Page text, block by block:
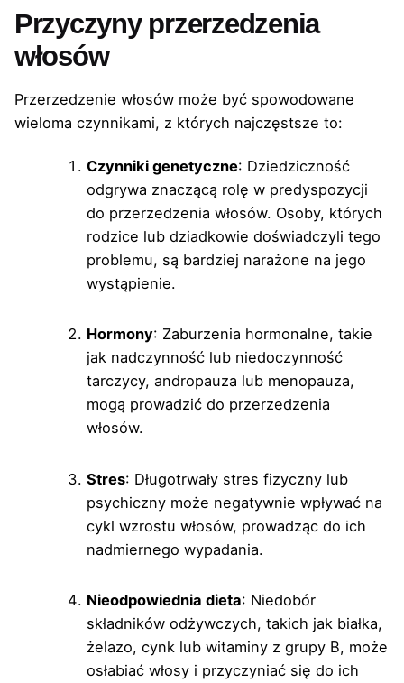
Przyczyny przerzedzenia
włosów
Przerzedzenie włosów może być spowodowane
wieloma czynnikami, z których najczęstsze to:
Czynniki genetyczne: Dziedziczność
odgrywa znaczącą rolę w predyspozycji
do przerzedzenia włosów. Osoby, których
rodzice lub dziadkowie doświadczyli tego
problemu, są bardziej narażone na jego
wystąpienie.
Hormony: Zaburzenia hormonalne, takie
jak nadczynność lub niedoczynność
tarczycy, andropauza lub menopauza,
mogą prowadzić do przerzedzenia
włosów.
Stres: Długotrwały stres fizyczny lub
psychiczny może negatywnie wpływać na
cykl wzrostu włosów, prowadząc do ich
nadmiernego wypadania.
Nieodpowiednia dieta: Niedobór
składników odżywczych, takich jak białka,
żelazo, cynk lub witaminy z grupy B, może
osłabiać włosy i przyczyniać się do ich